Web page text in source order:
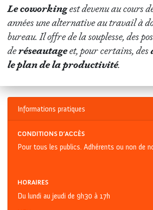
Le coworkingest devenu au cours
années une alternative au travail à
bureau. Il offre de la souplesse, des
deréseautageet, pour certains, des
le plan de la productivité.
Informations pratiques
CONDITIONS D’ACCÈS
Pour tous les publics. Adhérents ou non de
HORAIRES
Du lundi au jeudi de 9h30 à 17h